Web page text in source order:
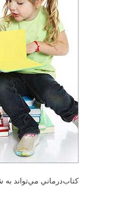
کتاب‌درماني مي‌تواند